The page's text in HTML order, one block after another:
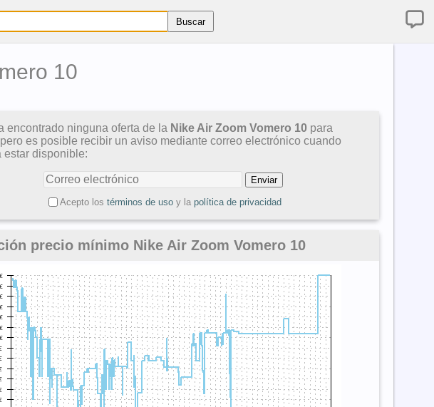
10
encontrado ninguna oferta de la Nike Air Zoom Vomero 10 para
es posible recibir un aviso mediante correo electrónico cuando
estar disponible:
Acepto los términos de usoy la política de privacidad
precio mínimo Nike Air Zoom Vomero 10